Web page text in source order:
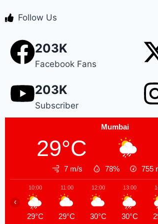
scam
का
की स्पेशल
Relief
ने 6 महीने
किया
people
and
Follow Us
203K
Facebook Fans
203K
Subscriber
Mumbai
29°C
7 m/s 78% 755
10:00
29°C
11:00
29°C
12:00
30°C
13:00
30°C
‹